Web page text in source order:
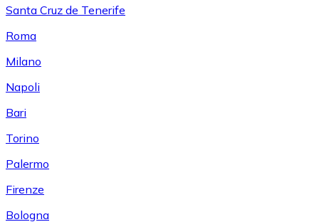
Santa Cruz de Tenerife
Roma
Milano
Napoli
Bari
Torino
Palermo
Firenze
Bologna